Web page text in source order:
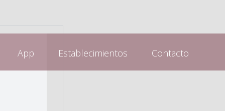
App Establecimientos Contacto